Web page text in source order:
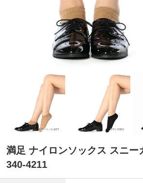
満足 ナイロンソックス スニー
340-4211